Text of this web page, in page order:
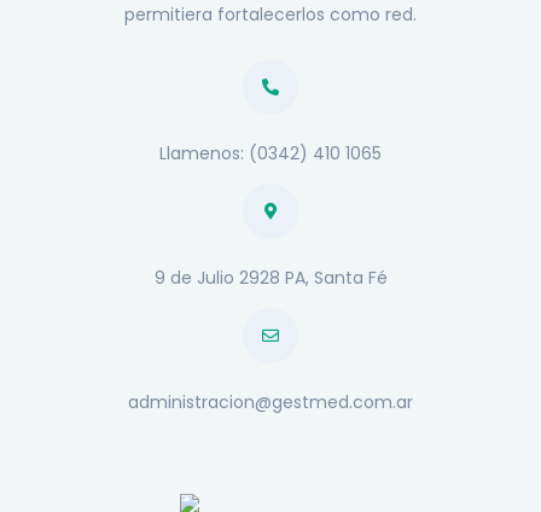
permitiera fortalecerlos como red.
Llamenos: (0342) 410 1065
9 de Julio 2928 PA, Santa Fé
administracion@gestmed.com.ar